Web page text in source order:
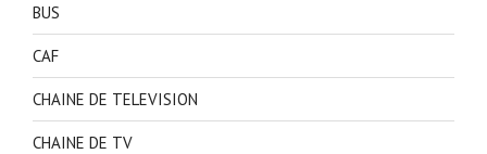
BUS
CAF
CHAINE DE TELEVISION
CHAINE DE TV